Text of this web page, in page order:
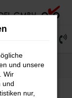
und unsere
Wir
und
nur,